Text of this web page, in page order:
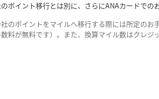
ポイント移行とは別に、さらにANAカードで
のポイントをマイルへ移行する際には所定の
料が無料です）。また、換算マイル数はクレジ